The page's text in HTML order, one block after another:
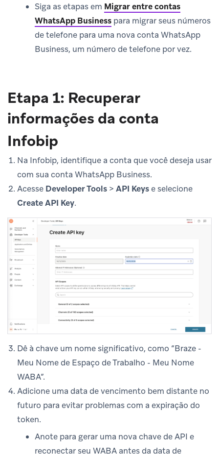
Siga as etapas em Migrar entre contas
WhatsApp Business para migrar seus números
de telefone para uma nova conta WhatsApp
Business, um número de telefone por vez.
Etapa 1: Recuperar
informações da conta
Infobip
Na Infobip, identifique a conta que você deseja usar
com sua conta WhatsApp Business.
Acesse Developer Tools > API Keyse selecione
Create API Key.
Dê à chave um nome significativo, como “Braze -
Meu Nome de Espaço de Trabalho - Meu Nome
WABA”.
Adicione uma data de vencimento bem distante no
futuro para evitar problemas com a expiração do
token.
Anote para gerar uma nova chave de API e
reconectar seu WABA antes da data de